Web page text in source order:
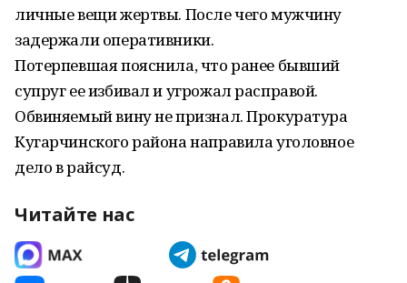
личные вещи жертвы. После чего мужчину
задержали оперативники.
Потерпевшая пояснила, что ранее бывший
супруг ее избивал и угрожал расправой.
Обвиняемый вину не признал. Прокуратура
Кугарчинского района направила уголовное
дело в райсуд.
Читайте нас